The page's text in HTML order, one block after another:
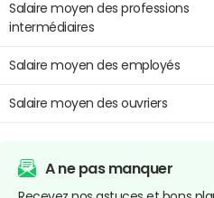
Salaire moyen des professions
intermédiaires
Salaire moyen des employés
Salaire moyen des ouvriers
A ne pas manquer